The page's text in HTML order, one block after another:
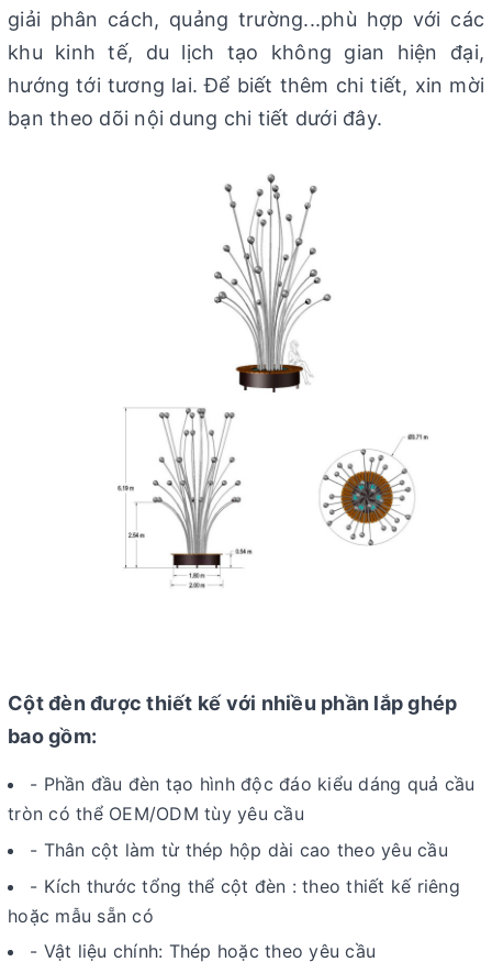
giải phân cách, quảng trường...phù hợp với các
khu kinh tế, du lịch tạo không gian hiện đại,
hướng tới tương lai. Để biết thêm chi tiết, xin mời
bạn theo dõi nội dung chi tiết dưới đây.
Cột đèn được thiết kế với nhiều phần lắp ghép
bao gồm:
- Phần đầu đèn tạo hình độc đáo kiểu dáng quả cầu
tròn có thể OEM/ODM tùy yêu cầu
- Thân cột làm từ thép hộp dài cao theo yêu cầu
- Kích thước tổng thể cột đèn : theo thiết kế riêng
hoặc mẫu sẵn có
- Vật liệu chính: Thép hoặc theo yêu cầu